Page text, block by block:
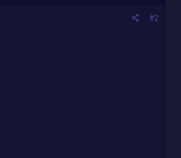
#2